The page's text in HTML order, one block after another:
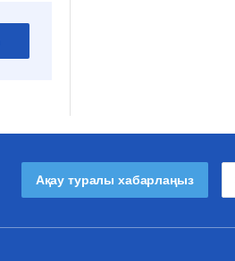
Ақау туралы хабарлаңыз